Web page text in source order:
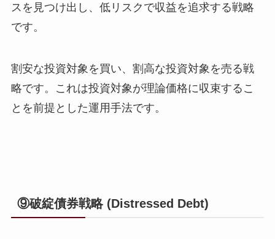
スを見つけ出し、低リスクで収益を追求する戦略
です。
割安な投資対象を買い、割高な投資対象を売る戦
略です。これは投資対象が理論価格に収束するこ
とを前提とした運用手法です。
⑨破綻債券戦略 (Distressed Debt)